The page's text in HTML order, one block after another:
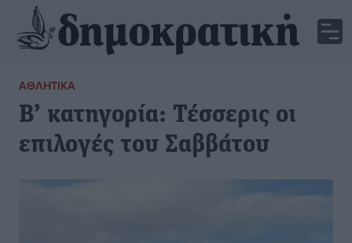
ΑΘΛΗΤΙΚΆ
Β’ κατηγορία: Τέσσερις οι
επιλογές του Σαββάτου